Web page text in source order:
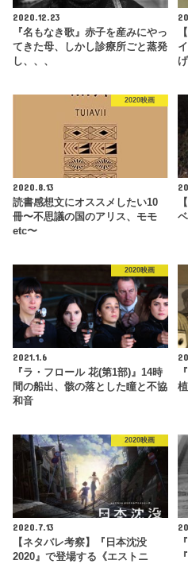
2020.12.23
『名もなき歌』赤子を産みにやっ
てきた母、しかし診療所ごと蒸発
し、、、
2020映画
2020.8.13
読書感想文にオススメしたい10
冊〜不思議の国のアリス、モモ
etc〜
2020映画
2021.1.6
『ラ・フロール 花(第1部)』14時
間の船出、骸の落とした瞳と不協
和音
2020映画
2020.7.13
【ネタバレ考察】『日本沈没
2020』で登場する《エストニ